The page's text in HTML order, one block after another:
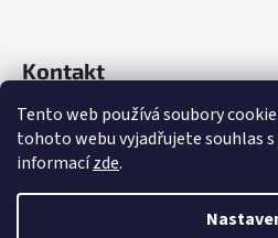
Tento web používá soubory
tohoto webu vyjadřujete souhlas s
informacízde.
Kontakt
info@ babybebare.cz
Facebook
babybebare